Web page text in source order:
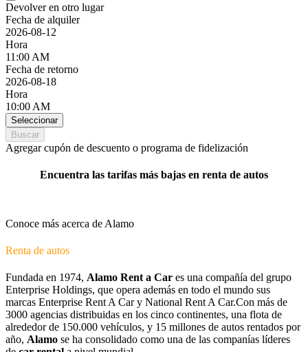
Devolver en otro lugar
Fecha de alquiler
2026-08-12
Hora
11:00 AM
Fecha de retorno
2026-08-18
Hora
10:00 AM
Seleccionar
Buscar
Agregar cupón de descuento o programa de fidelización
Encuentra las tarifas más bajas en renta de autos
Conoce más acerca de Alamo
Renta de autos
Fundada en 1974, Alamo Rent a Car es una compañía del grupo
Enterprise Holdings, que opera además en todo el mundo sus
marcas Enterprise Rent A Car y National Rent A Car.Con más de
3000 agencias distribuidas en los cinco continentes, una flota de
alrededor de 150.000 vehículos, y 15 millones de autos rentados por
año, Alamo se ha consolidado como una de las companías líderes